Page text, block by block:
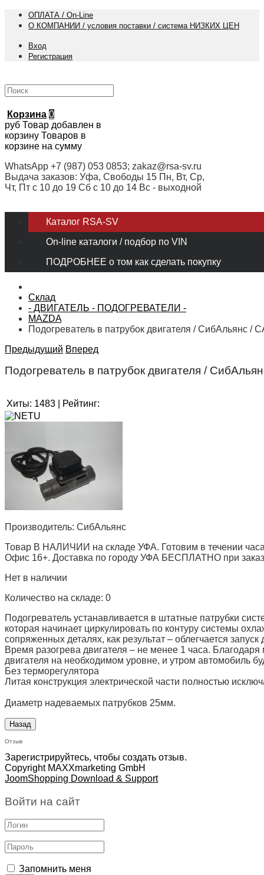
ОПЛАТА / On-Line
О КОМПАНИИ / условия поставки / система НИЗКИХ ЦЕН
Вход
Регистрация
Корзина 0
руб Товар добавлен в
корзину Товаров в
корзине на сумму
WhatsApp +7 (987) 053 0853; zakaz@rsa-sv.ru
Выдача заказов: Уфа, Свободы 15 Пн, Вт, Ср,
Чт, Пт с 10 до 19 Сб с 10 до 14 Вс - выходной
Каталог RSA-SV
On-line каталоги / подбор по VIN
ПОДРОБНЕЕ о том как сделать покупку
Склад
- ДВИГАТЕЛЬ - ПОДОГРЕВАТЕЛИ -
MAZDA
Подогреватель в патрубок двигателя / СибАльянс /
Предыдущий Вперед
Подогреватель в патрубок двигателя /
Хиты: 1483 Рейтинг:
Производитель: СибАльянс
Товар В НАЛИЧИИ на складе УФА. Готовим в течении
Офис 16+. Доставка по городу УФА БЕСПЛАТНО при
Нет в наличии
Количество на складе: 0
Подогреватель устанавливается в штатные патрубки
которая начинает циркулировать по контуру системы
сопряженных деталях, как результат – облегчается запуск
Время разогрева двигателя – не менее 1 часа.
двигателя на необходимом уровне, и утром автомобиль
Без терморегулятора
Литая конструкция электрической части полностью
Диаметр надеваемых патрубков 25мм.
Отзыв
Зарегистрируйтесь, чтобы создать отзыв.
Copyright MAXXmarketing GmbH
JoomShopping Download & Support
Войти на сайт
Запомнить меня